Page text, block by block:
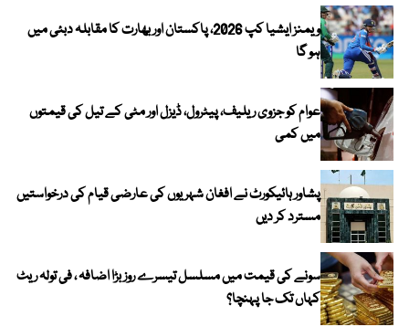
ویمنز ایشیا کپ 2026، پاکستان اور بھارت کا مقابلہ دبئی میں
ہو گا
عوام کو جزوی ریلیف، پیٹرول، ڈیزل اور مٹی کے تیل کی قیمتوں
میں کمی
پشاور ہائیکورٹ نے افغان شہریوں کی عارضی قیام کی درخواستیں
مسترد کر دیں
سونے کی قیمت میں مسلسل تیسرے روز بڑا اضافہ ، فی تولہ ریٹ
کہاں تک جا پہنچا؟